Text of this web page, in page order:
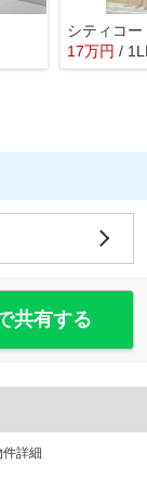
シティコー
17万円 /
共有する
件詳細